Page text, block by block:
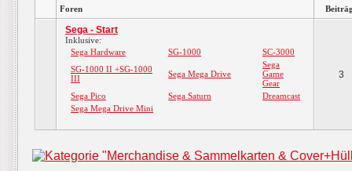
Foren
Sega - Start
Inklusive:
Sega Hardware
SG-1000
SC-3000
SG-1000 II +SG-1000
III
Sega Mega Drive
Sega
Game
Gear
Sega Pico
Sega Saturn
Dreamcast
Sega Mega Drive Mini
3